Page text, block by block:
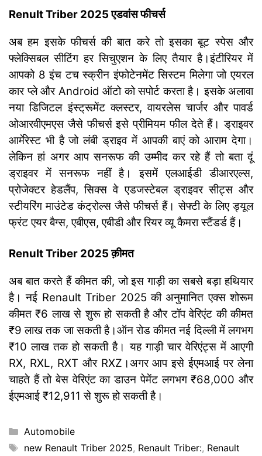
Renult Triber 2025 एडवांस फीचर्स
अब हम इसके फीचर्स की बात करे तो इसका बूट स्पेस और
फ्लेक्सिबल सीटिंग हर सिचुएशन के लिए तैयार है।इंटीरियर में
आपको 8 इंच टच स्क्रीन इंफोटेनमेंट सिस्टम मिलेगा जो एयरल
कार प्ले और Android ऑटो को सपोर्ट करता है। इसके अलावा
नया डिजिटल इंस्ट्रूमेंट क्लस्टर, वायरलेस चार्जर और पावर्ड
ओआरवीएमएस जैसे फीचर्स इसे प्रीमियम फील देते हैं। ड्राइवर
आर्मेरेस्ट भी है जो लंबी ड्राइव में आपकी बाएं को आराम देगा।
लेकिन हां अगर आप सनरूफ की उम्मीद कर रहे हैं तो बता दूं
ड्राइवर में सनरूफ नहीं है। इसमें एलआईडी डीआरएल्स,
प्रोजेक्टर हेडलैंप, सिक्स वे एडजस्टेबल ड्राइवर सीट्स और
स्टीयरिंग माउंटेड कंट्रोल्स जैसे फीचर्स हैं। सेफ्टी के लिए ड्यूल
फ्रंट एयर बैग्स, एबीएस, एबीडी और रियर व्यू कैमरा स्टैंडर्ड हैं।
Renult Triber 2025 क़ीमत
अब बात करते हैं कीमत की, जो इस गाड़ी का सबसे बड़ा हथियार
है। नई Renault Triber 2025 की अनुमानित एक्स शोरूम
कीमत ₹6 लाख से शुरू हो सकती है और टॉप वेरिएंट की कीमत
₹9 लाख तक जा सकती है।ऑन रोड कीमत नई दिल्ली में लगभग
₹10 लाख तक हो सकती है। यह गाड़ी चार वेरिएंट्स में आएगी
RX, RXL, RXT और RXZ।अगर आप इसे ईएमआई पर लेना
चाहते हैं तो बेस वेरिएंट का डाउन पेमेंट लगभग ₹68,000 और
ईएमआई ₹12,911 से शुरू हो सकती है।
Categories
Automobile
Tags
new Renault Triber 2025, Renault Triber:, Renault